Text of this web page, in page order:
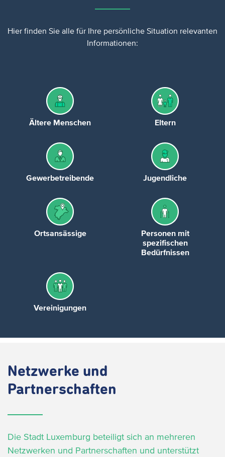
Hier finden Sie alle für Ihre persönliche Situation relevanten
Informationen:
Ältere Menschen Eltern
Gewerbetreibende Jugendliche
Ortsansässige
Personen mit
spezifischen
Bedürfnissen
Vereinigungen
Netzwerke und
Partnerschaften
Die Stadt Luxemburg beteiligt sich an mehreren
Netzwerken und Partnerschaften und unterstützt